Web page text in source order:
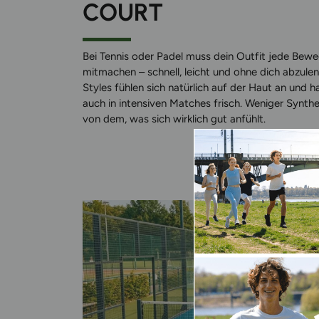
COURT
Bei Tennis oder Padel muss dein Outfit jede
mitmachen – schnell, leicht und ohne dich
Styles fühlen sich natürlich auf der Haut an und
auch in intensiven Matches frisch. Weniger
von dem, was sich wirklich gut anfühlt.